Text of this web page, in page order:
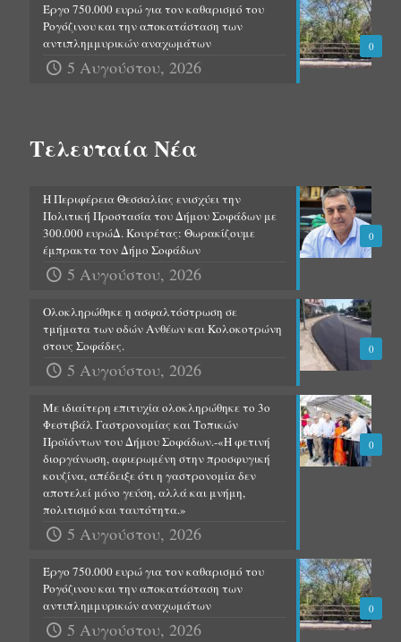
0
Έργο 750.000 ευρώ για τον καθαρισμό του
Ρογόζινου και την αποκατάσταση των
αντιπλημμυρικών αναχωμάτων
5 Αυγούστου, 2026
Τελευταία Νέα
0
Η Περιφέρεια Θεσσαλίας ενισχύει την
Πολιτική Προστασία του Δήμου Σοφάδων με
300.000 ευρώΔ. Κουρέτας: Θωρακίζουμε
έμπρακτα τον Δήμο Σοφάδων
5 Αυγούστου, 2026
0
Ολοκληρώθηκε η ασφαλτόστρωση σε
τμήματα των οδών Ανθέων και Κολοκοτρώνη
στους Σοφάδες.
5 Αυγούστου, 2026
0
Με ιδιαίτερη επιτυχία ολοκληρώθηκε το 3ο
Φεστιβάλ Γαστρονομίας και Τοπικών
Προϊόντων του Δήμου Σοφάδων.-«Η φετινή
διοργάνωση, αφιερωμένη στην προσφυγική
κουζίνα, απέδειξε ότι η γαστρονομία δεν
αποτελεί μόνο γεύση, αλλά και μνήμη,
πολιτισμό και ταυτότητα.»
5 Αυγούστου, 2026
0
Έργο 750.000 ευρώ για τον καθαρισμό του
Ρογόζινου και την αποκατάσταση των
αντιπλημμυρικών αναχωμάτων
5 Αυγούστου, 2026